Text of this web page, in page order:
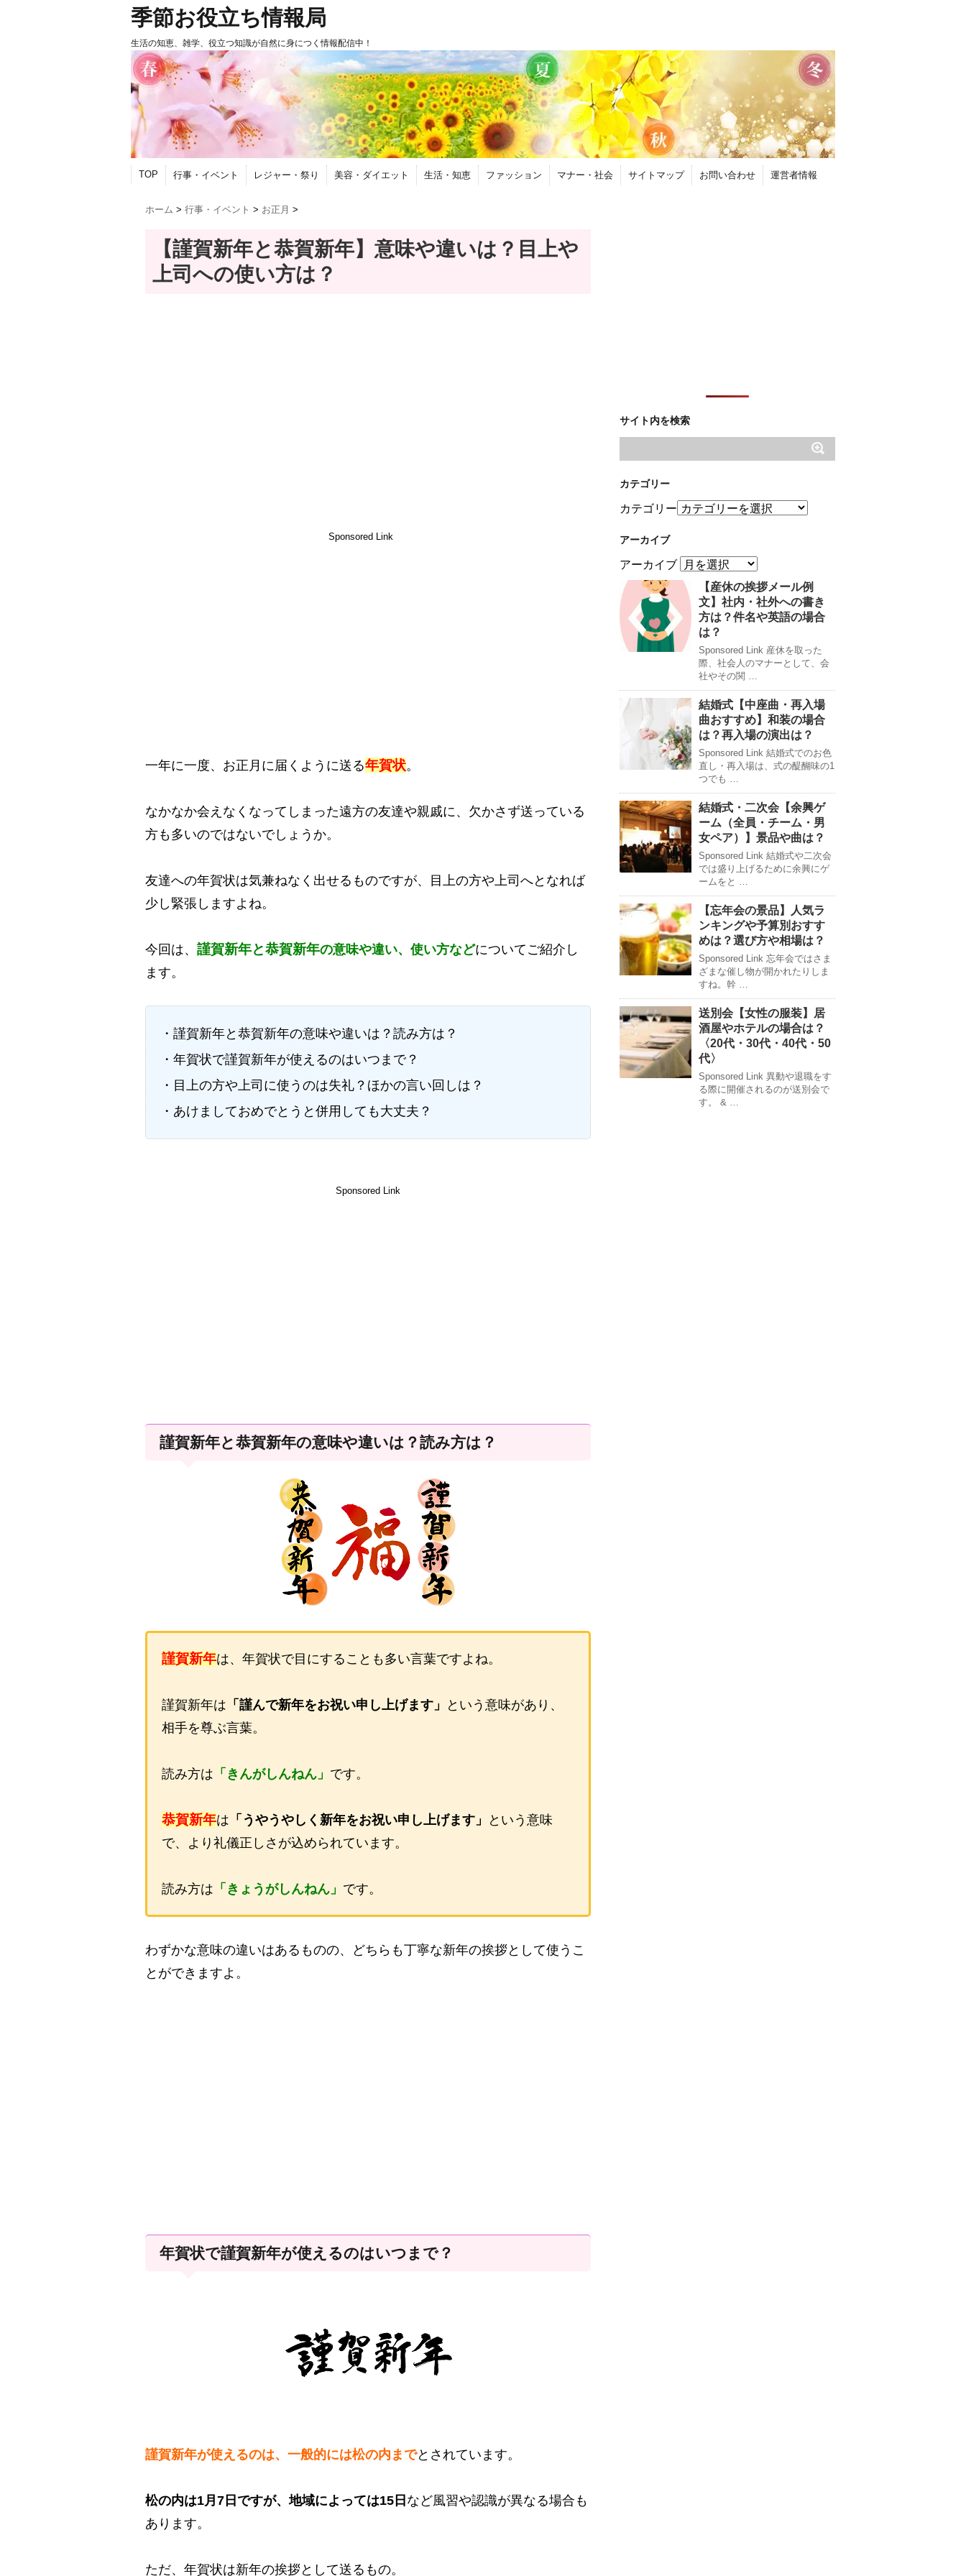
季節お役立ち情報局
生活の知恵、雑学、役立つ知識が自然に身につく情報配信中！
TOP 行事・イベント レジャー・祭り 美容・ダイエット 生活・知恵 ファッション マナー・社会 サイトマップ お問い合わせ 運営者情報
ホーム > 行事・イベント > お正月 >
【謹賀新年と恭賀新年】意味や違いは？目上や
上司への使い方は？
Sponsored Link
一年に一度、お正月に届くように送る年賀状。
なかなか会えなくなってしまった遠方の友達や親戚に、欠かさず送っている
方も多いのではないでしょうか。
友達への年賀状は気兼ねなく出せるものですが、目上の方や上司へとなれば
少し緊張しますよね。
今回は、 謹賀新年と恭賀新年の意味や違い、使い方などについてご紹介し
ます。
・謹賀新年と恭賀新年の意味や違いは？読み方は？
・年賀状で謹賀新年が使えるのはいつまで？
・目上の方や上司に使うのは失礼？ほかの言い回しは？
・あけましておめでとうと併用しても大丈夫？
Sponsored Link
謹賀新年と恭賀新年の意味や違いは？読み方は？
謹賀新年は、年賀状で目にすることも多い言葉ですよね。
謹賀新年は 「謹んで新年をお祝い申し上げます」
という意味があり、
相手を尊ぶ言葉。
読み方は 「きんがしんねん」 です。
恭賀新年は 「うやうやしく新年をお祝い申し上げます」
という意味
で、より礼儀正しさが込められています。
読み方は 「きょうがしんねん」 です。
わずかな意味の違いはあるものの、どちらも丁寧な新年の挨拶として使うこ
とができますよ。
年賀状で謹賀新年が使えるのはいつまで？
謹賀新年が使えるのは、一般的には松の内までとされています。
松の内は1月7日ですが、地域によっては15日 など風習や認識が異なる場合も
あります。
ただ、年賀状は新年の挨拶として送るもの。
サイト内を検索
カテゴリー
カテゴリー
アーカイブ
アーカイブ
【産休の挨拶メール例
文】社内・社外への書き
方は？件名や英語の場合
は？
Sponsored Link 産休を取った
際、社会人のマナーとして、会
社やその関 …
結婚式【中座曲・再入場
曲おすすめ】和装の場合
は？再入場の演出は？
Sponsored Link 結婚式でのお色
直し・再入場は、式の醍醐味の1
つでも …
結婚式・二次会【余興ゲ
ーム（全員・チーム・男
女ペア）】景品や曲は？
Sponsored Link 結婚式や二次会
では盛り上げるために余興にゲ
ームをと …
【忘年会の景品】人気ラ
ンキングや予算別おすす
めは？選び方や相場は？
Sponsored Link 忘年会ではさま
ざまな催し物が開かれたりしま
すね。幹 …
送別会【女性の服装】居
酒屋やホテルの場合は？
〈20代・30代・40代・50
代〉
Sponsored Link 異動や退職をす
る際に開催されるのが送別会で
す。 & …